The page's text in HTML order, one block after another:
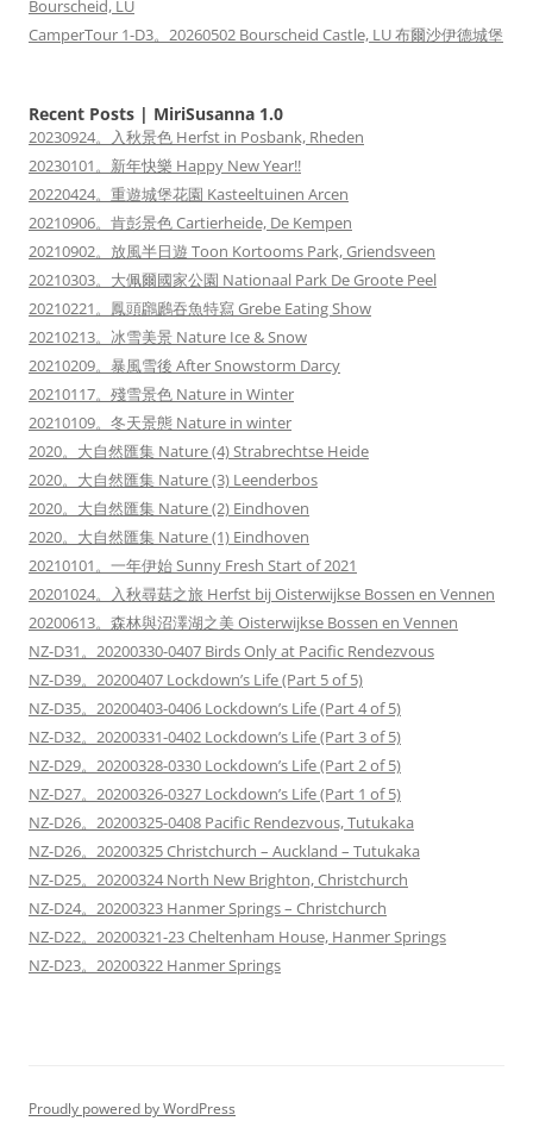
Bourscheid, LU
CamperTour 1-D3。20260502 Bourscheid Castle, LU 布爾沙伊德城堡
Recent Posts | MiriSusanna 1.0
20230924。入秋景色 Herfst in Posbank, Rheden
20230101。新年快樂 Happy New Year!!
20220424。重遊城堡花園 Kasteeltuinen Arcen
20210906。肯彭景色 Cartierheide, De Kempen
20210902。放風半日遊 Toon Kortooms Park, Griendsveen
20210303。大佩爾國家公園 Nationaal Park De Groote Peel
20210221。鳳頭鸊鷉吞魚特寫 Grebe Eating Show
20210213。冰雪美景 Nature Ice & Snow
20210209。暴風雪後 After Snowstorm Darcy
20210117。殘雪景色 Nature in Winter
20210109。冬天景態 Nature in winter
2020。大自然匯集 Nature (4) Strabrechtse Heide
2020。大自然匯集 Nature (3) Leenderbos
2020。大自然匯集 Nature (2) Eindhoven
2020。大自然匯集 Nature (1) Eindhoven
20210101。一年伊始 Sunny Fresh Start of 2021
20201024。入秋尋菇之旅 Herfst bij Oisterwijkse Bossen en Vennen
20200613。森林與沼澤湖之美 Oisterwijkse Bossen en Vennen
NZ-D31。20200330-0407 Birds Only at Pacific Rendezvous
NZ-D39。20200407 Lockdown’s Life (Part 5 of 5)
NZ-D35。20200403-0406 Lockdown’s Life (Part 4 of 5)
NZ-D32。20200331-0402 Lockdown’s Life (Part 3 of 5)
NZ-D29。20200328-0330 Lockdown’s Life (Part 2 of 5)
NZ-D27。20200326-0327 Lockdown’s Life (Part 1 of 5)
NZ-D26。20200325-0408 Pacific Rendezvous, Tutukaka
NZ-D26。20200325 Christchurch – Auckland – Tutukaka
NZ-D25。20200324 North New Brighton, Christchurch
NZ-D24。20200323 Hanmer Springs – Christchurch
NZ-D22。20200321-23 Cheltenham House, Hanmer Springs
NZ-D23。20200322 Hanmer Springs
Proudly powered by WordPress